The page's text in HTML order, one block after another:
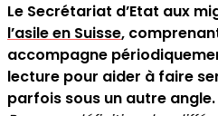
Le Secrétariat d’Etat aux
l’asile en Suisse,
accompagne
lecture pour aider à faire
parfois sous un autre angle.